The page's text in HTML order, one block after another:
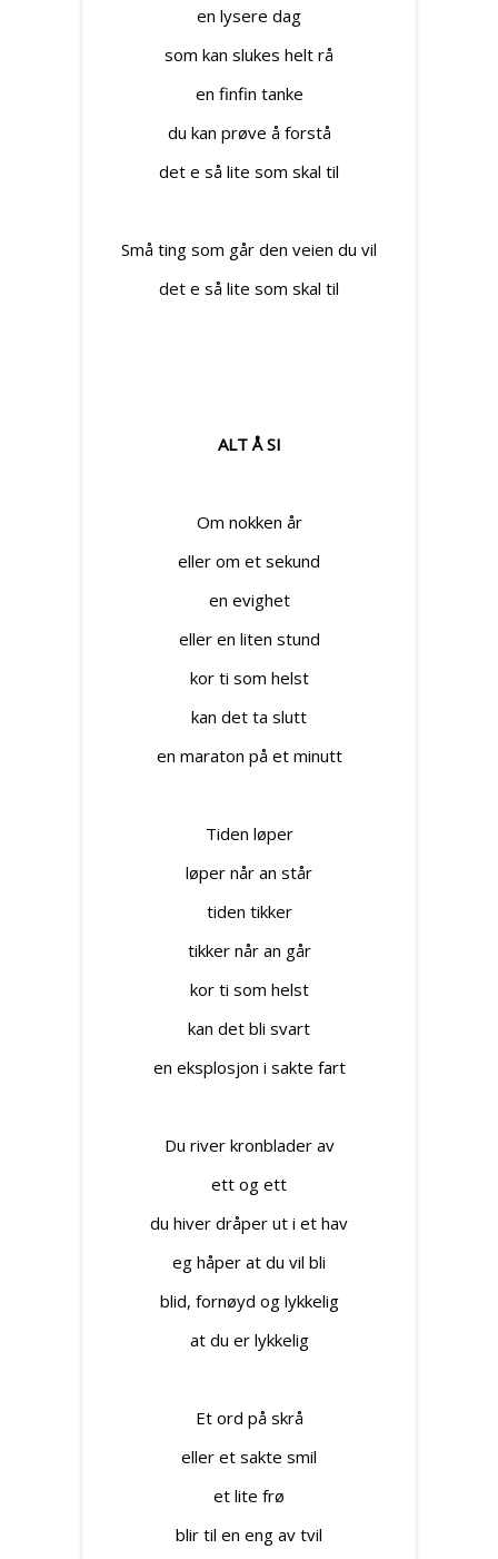
en lysere dag
som kan slukes helt rå
en finfin tanke
du kan prøve å forstå
det e så lite som skal til
Små ting som går den veien du vil
det e så lite som skal til
ALT Å SI
Om nokken år
eller om et sekund
en evighet
eller en liten stund
kor ti som helst
kan det ta slutt
en maraton på et minutt
Tiden løper
løper når an står
tiden tikker
tikker når an går
kor ti som helst
kan det bli svart
en eksplosjon i sakte fart
Du river kronblader av
ett og ett
du hiver dråper ut i et hav
eg håper at du vil bli
blid, fornøyd og lykkelig
at du er lykkelig
Et ord på skrå
eller et sakte smil
et lite frø
blir til en eng av tvil